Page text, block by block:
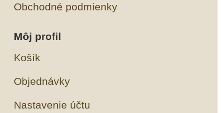
Obchodné podmienky
Môj profil
Košík
Objednávky
Nastavenie účtu